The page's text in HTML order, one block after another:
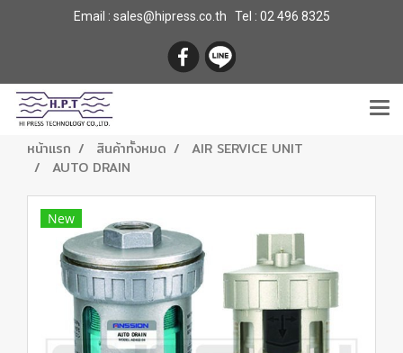
Email : sales@hipress.co.th Tel : 02 496 8325
หน้าแรก สินค้าทั้งหมด
AIR SERVICE UNIT
AUTO DRAIN
New